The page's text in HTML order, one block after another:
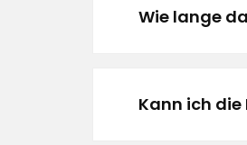
Wie lange
Kann ich